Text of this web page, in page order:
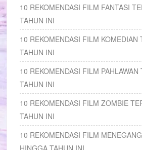
10 REKOMENDASI FILM FANTASI
TAHUN INI
10 REKOMENDASI FILM KOMEDIAN
TAHUN INI
10 REKOMENDASI FILM
TAHUN INI
10 REKOMENDASI FILM ZOMBIE
TAHUN INI
10 REKOMENDASI FILM